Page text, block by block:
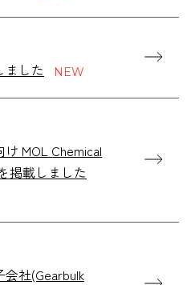
ました
MOL Chemical
掲載しました
会社(Gearbulk